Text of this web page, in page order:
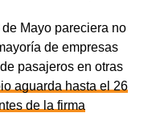
Mayo pareciera no
de empresas
pasajeros en otras
aguarda hasta el 26
de la firma